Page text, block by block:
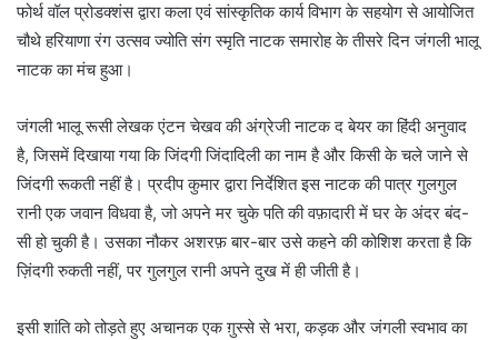
फोर्थ वॉल प्रोडक्शंस द्वारा कला एवं सांस्कृतिक कार्य विभाग के सहयोग से आयोजित
चौथे हरियाणा रंग उत्सव ज्योति संग स्मृति नाटक समारोह के तीसरे दिन जंगली भालू
नाटक का मंच हुआ।
जंगली भालू रूसी लेखक एंटन चेखव की अंग्रेजी नाटक द बेयर का हिंदी अनुवाद
है, जिसमें दिखाया गया कि जिंदगी जिंदादिली का नाम है और किसी के चले जाने से
जिंदगी रूकती नहीं है। प्रदीप कुमार द्वारा निर्देशित इस नाटक की पात्र गुलगुल
रानी एक जवान विधवा है, जो अपने मर चुके पति की वफ़ादारी में घर के अंदर बंद-
सी हो चुकी है। उसका नौकर अशरफ़ बार-बार उसे कहने की कोशिश करता है कि
ज़िंदगी रुकती नहीं, पर गुलगुल रानी अपने दुख में ही जीती है।
इसी शांति को तोड़ते हुए अचानक एक ग़ुस्से से भरा, कड़क और जंगली स्वभाव का